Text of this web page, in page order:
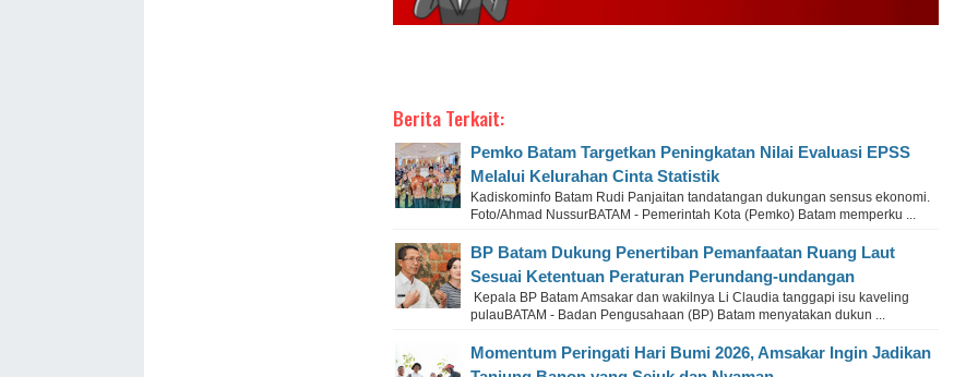
Berita Terkait:
Pemko Batam Targetkan Peningkatan Nilai Evaluasi EPSS
Melalui Kelurahan Cinta Statistik
Kadiskominfo Batam Rudi Panjaitan tandatangan dukungan sensus ekonomi.
Foto/Ahmad NussurBATAM - Pemerintah Kota (Pemko) Batam memperku ...
BP Batam Dukung Penertiban Pemanfaatan Ruang Laut
Sesuai Ketentuan Peraturan Perundang-undangan
Kepala BP Batam Amsakar dan wakilnya Li Claudia tanggapi isu kaveling
pulauBATAM - Badan Pengusahaan (BP) Batam menyatakan dukun ...
Momentum Peringati Hari Bumi 2026, Amsakar Ingin Jadikan